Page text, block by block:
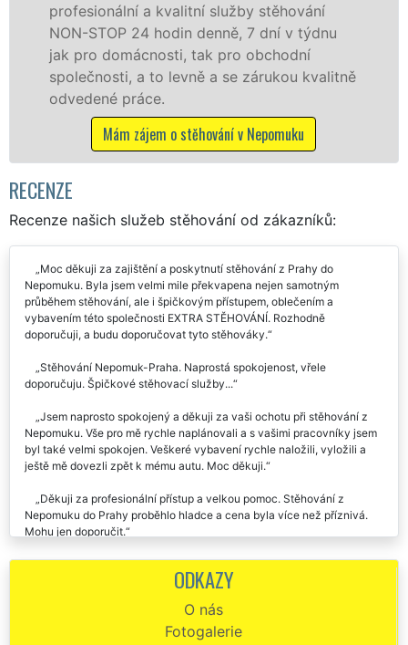
služby zajišťujeme domácnostem i firmám v
celém okresu Plzeň-jih se zárukou kvality
franchisové sítě EXTRA STĚHOVÁNÍ.
Nabízíme stěhovací služby NON-STOP
včetně víkendů a svátků bez příplatků.
Mám zájem o stěhovací služby v Nepomuku
RECENZE
Recenze našich služeb stěhování od zákazníků:
Moc děkuji za zajištění a poskytnutí stěhování z Prahy do
Nepomuku. Byla jsem velmi mile překvapena nejen samotným
průběhem stěhování, ale i špičkovým přístupem, oblečením a
vybavením této společnosti EXTRA STĚHOVÁNÍ. Rozhodně
doporučuji, a budu doporučovat tyto stěhováky.
Stěhování Nepomuk-Praha. Naprostá spokojenost, vřele
doporučuju. Špičkové stěhovací služby...
Jsem naprosto spokojený a děkuji za vaši ochotu při stěhování z
Nepomuku. Vše pro mě rychle naplánovali a s vašimi pracovníky jsem
byl také velmi spokojen. Veškeré vybavení rychle naložili, vyložili a
ještě mě dovezli zpět k mému autu. Moc děkuji.
Děkuji za profesionální přístup a velkou pomoc. Stěhování z
Nepomuku do Prahy proběhlo hladce a cena byla více než příznivá.
Mohu jen doporučit.
EXTRA STĚHOVÁNÍ mohu doporučit! Byla jsem příjemně
překvapena, jak byl celý team stěhováků super ochotný, milý a celé
profesionálně. Úvodní komunikace a plánování bylo také na jedničku,
všichni byli ochotní a nápomocní.
ODKAZY
O nás
Fotogalerie